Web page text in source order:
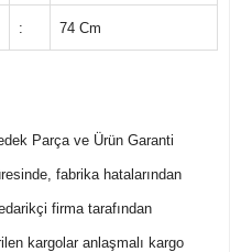
: 74 Cm
Parça ve Ürün Garanti
fabrika hatalarından
firma tarafından
kargolar anlaşmalı kargo